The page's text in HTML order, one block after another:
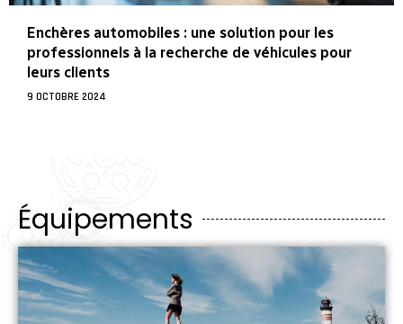
Enchères automobiles : une solution pour les
professionnels à la recherche de véhicules pour
leurs clients
9 OCTOBRE 2024
Équipements